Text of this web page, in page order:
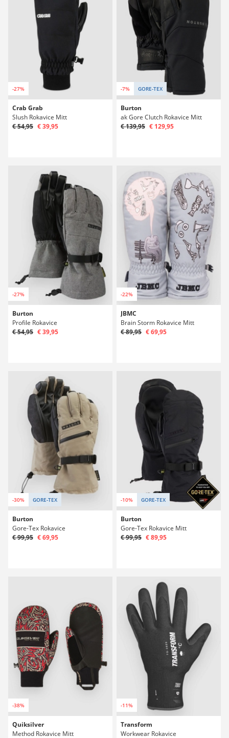
-27%
Crab Grab
Slush Rokavice Mitt
€ 54,95 € 39,95
-7% GORE-TEX
Burton
ak Gore Clutch Rokavice Mitt
€ 139,95 € 129,95
-27%
Burton
Profile Rokavice
€ 54,95 € 39,95
-22%
JBMC
Brain Storm Rokavice Mitt
€ 89,95 € 69,95
-30% GORE-TEX
Burton
Gore-Tex Rokavice
€ 99,95 € 69,95
-10% GORE-TEX
Burton
Gore-Tex Rokavice Mitt
€ 99,95 € 89,95
-38%
Quiksilver
Method Rokavice Mitt
-11%
Transform
Workwear Rokavice